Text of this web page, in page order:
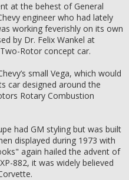
at the behest of General
engineer who had lately
working feverishly on its own
by Dr. Felix Wankel at
Rotor concept car.
small Vega, which would
car designed around the
Rotary Combustion
had GM styling but was built
displayed during 1973 with
again hailed the advent of
882, it was widely believed